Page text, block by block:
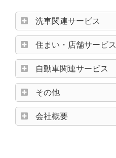
洗車関連サービス
住まい・店舗サービス
自動車関連サービス
その他
会社概要